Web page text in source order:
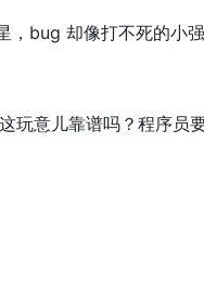
bug 却像打不死的小
玩意儿靠谱吗？程序员